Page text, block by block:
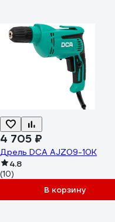
4 705 ₽
Дрель DCA AJZ09-10K
4.8
(10)
В корзину